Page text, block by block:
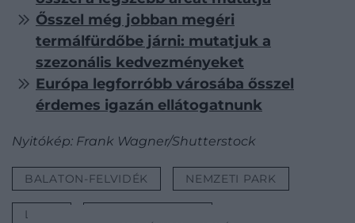
Ősszel még jobban megéri
termálfürdőbe járni: mutatjuk a
szezonális kedvezményeket
Európa legforróbb városába ősszel
érdemes igazán ellátogatnunk
Nyitókép: Frank Wagner/Shutterstock
BALATON-FELVIDÉK NEMZETI PARK
LISTA